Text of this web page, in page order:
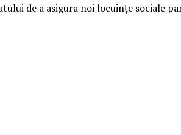
de a asigura noi locuinţe sociale